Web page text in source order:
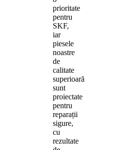
prioritate
pentru
SKF,
iar
piesele
noastre
de
calitate
superioară
sunt
proiectate
pentru
reparații
sigure,
cu
rezultate